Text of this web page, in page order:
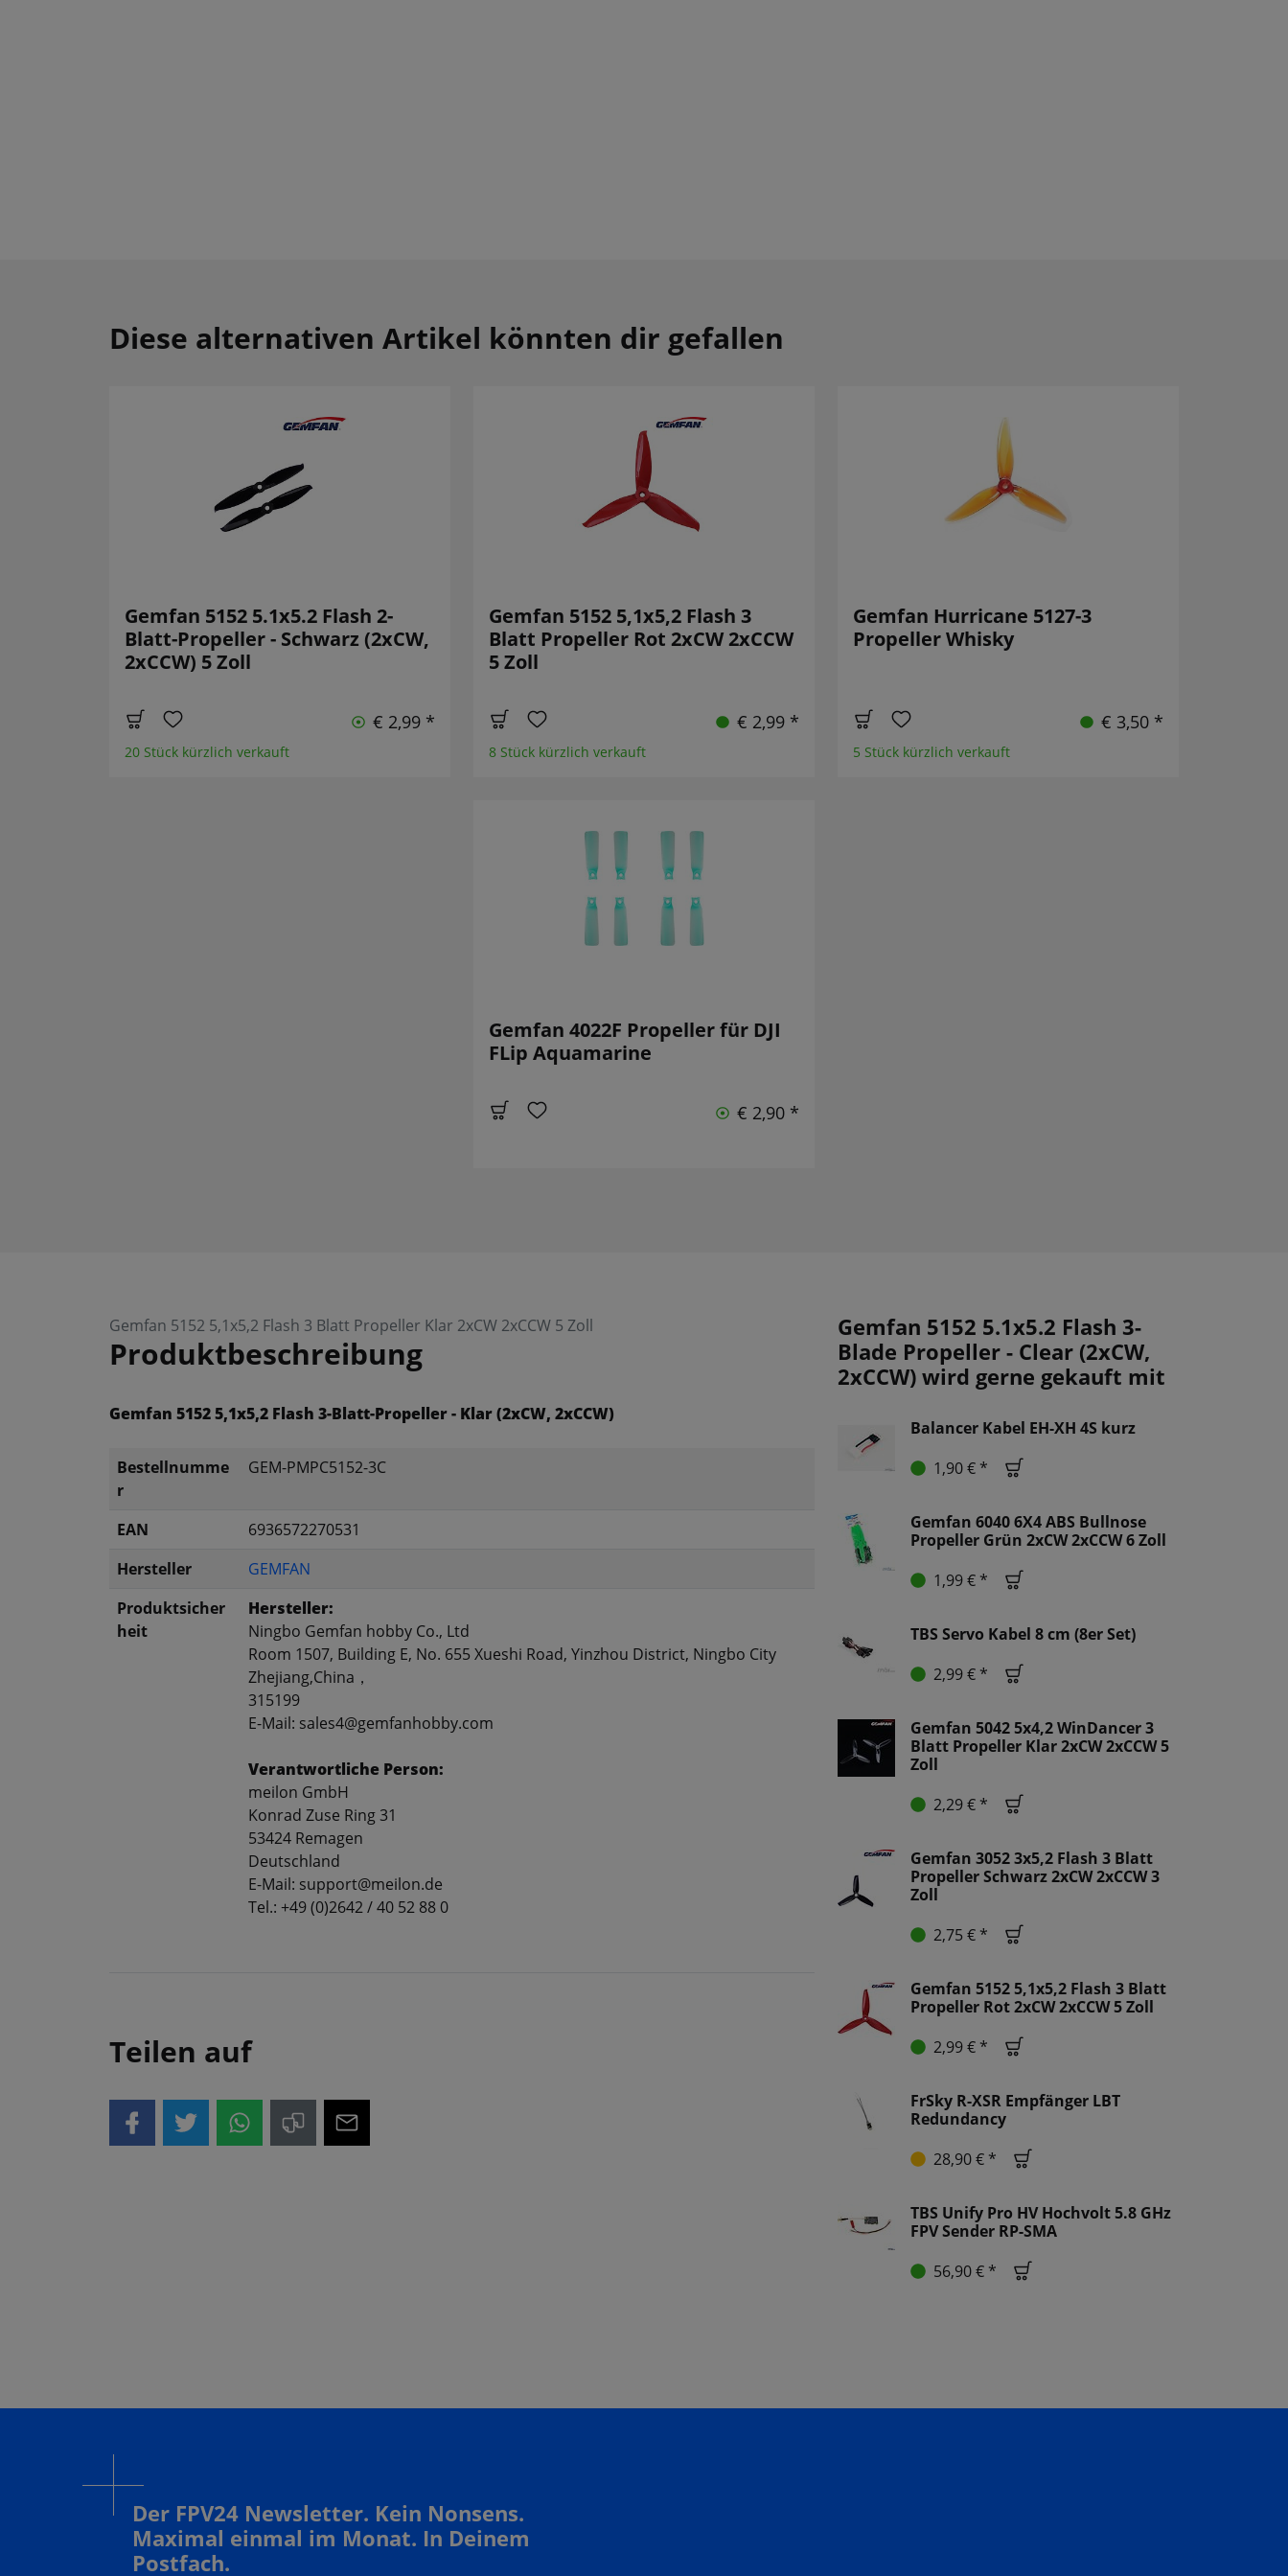
Diese alternativen Artikel könnten dir gefallen
Gemfan 5152 5.1x5.2 Flash 2-
Blatt-Propeller - Schwarz (2xCW,
2xCCW) 5 Zoll
€ 2,99 *
20 Stück kürzlich verkauft
Gemfan 5152 5,1x5,2 Flash 3
Blatt Propeller Rot 2xCW 2xCCW
5 Zoll
€ 2,99 *
8 Stück kürzlich verkauft
Gemfan Hurricane 5127-3
Propeller Whisky
€ 3,50 *
5 Stück kürzlich verkauft
Gemfan 4022F Propeller für DJI
FLip Aquamarine
€ 2,90 *
Gemfan 5152 5,1x5,2 Flash 3 Blatt Propeller Klar 2xCW 2xCCW 5 Zoll
Produktbeschreibung
Gemfan 5152 5,1x5,2 Flash 3-Blatt-Propeller - Klar (2xCW, 2xCCW)
Bestellnumme
r
GEM-PMPC5152-3C
EAN
6936572270531
Hersteller
GEMFAN
Produktsicher
heit
Hersteller:
Ningbo Gemfan hobby Co., Ltd
Room 1507, Building E, No. 655 Xueshi Road, Yinzhou District, Ningbo City
Zhejiang,China，
315199
E-Mail: sales4@gemfanhobby.com
Verantwortliche Person:
meilon GmbH
Konrad Zuse Ring 31
53424 Remagen
Deutschland
E-Mail: support@meilon.de
Tel.: +49 (0)2642 / 40 52 88 0
Teilen auf
Gemfan 5152 5.1x5.2 Flash 3-
Blade Propeller - Clear (2xCW,
2xCCW) wird gerne gekauft mit
Balancer Kabel EH-XH 4S kurz
1,90 € *
Gemfan 6040 6X4 ABS Bullnose
Propeller Grün 2xCW 2xCCW 6 Zoll
1,99 € *
TBS Servo Kabel 8 cm (8er Set)
2,99 € *
Gemfan 5042 5x4,2 WinDancer 3
Blatt Propeller Klar 2xCW 2xCCW 5
Zoll
2,29 € *
Gemfan 3052 3x5,2 Flash 3 Blatt
Propeller Schwarz 2xCW 2xCCW 3
Zoll
2,75 € *
Gemfan 5152 5,1x5,2 Flash 3 Blatt
Propeller Rot 2xCW 2xCCW 5 Zoll
2,99 € *
FrSky R-XSR Empfänger LBT
Redundancy
28,90 € *
TBS Unify Pro HV Hochvolt 5.8 GHz
FPV Sender RP-SMA
56,90 € *
Der FPV24 Newsletter. Kein Nonsens.
Maximal einmal im Monat. In Deinem
Postfach.